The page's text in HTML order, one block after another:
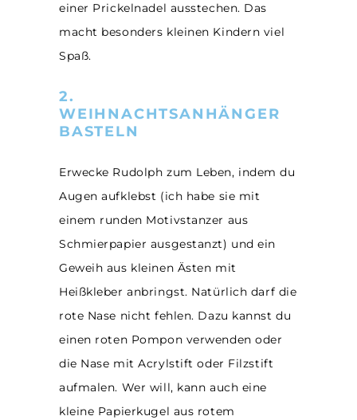
einer Prickelnadel ausstechen. Das
macht besonders kleinen Kindern viel
Spaß.
2.
WEIHNACHTSANHÄNGER
BASTELN
Erwecke Rudolph zum Leben, indem du
Augen aufklebst (ich habe sie mit
einem runden Motivstanzer aus
Schmierpapier ausgestanzt) und ein
Geweih aus kleinen Ästen mit
Heißkleber anbringst. Natürlich darf die
rote Nase nicht fehlen. Dazu kannst du
einen roten Pompon verwenden oder
die Nase mit Acrylstift oder Filzstift
aufmalen. Wer will, kann auch eine
kleine Papierkugel aus rotem